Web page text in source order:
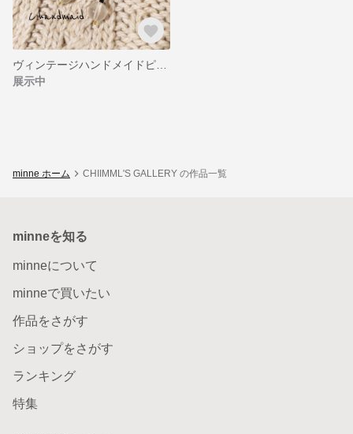
展示中
minne ホーム CHIIMML'S GALLERY の作品一覧
minneを知る
minneについて
minneで買いたい
作品をさがす
ショップをさがす
ランキング
特集